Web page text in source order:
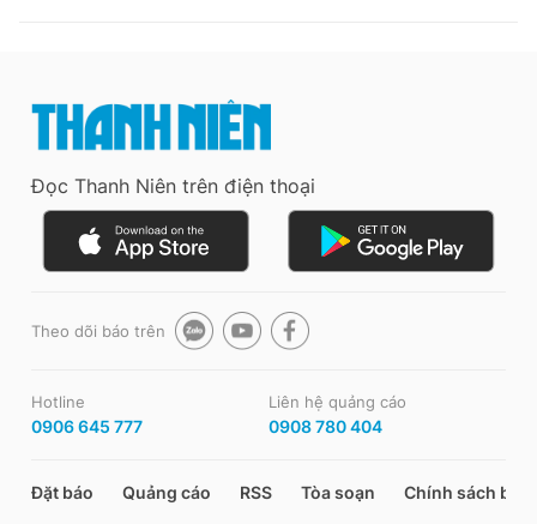
Đọc Thanh Niên trên điện thoại
Theo dõi báo trên
Hotline
0906 645 777
Liên hệ quảng cáo
0908 780 404
Đặt báo Quảng cáo RSS Tòa soạn Chính sách bảo